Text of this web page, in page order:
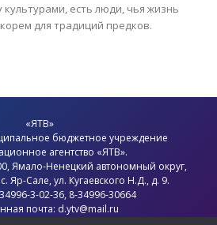
есть люди, чья жизнь
для традиций предков.
«ЯТВ»
бюджетное учреждение
агентство «ЯТВ».
Ямало-Ненецкий автономный округ,
Яр-Сале, ул. Кугаевского Н.Д., д. 9.
3-02-36, 8-34996-30664
почта: d.ytv@mail.ru